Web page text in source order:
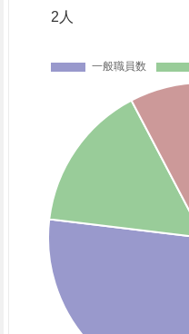
2人